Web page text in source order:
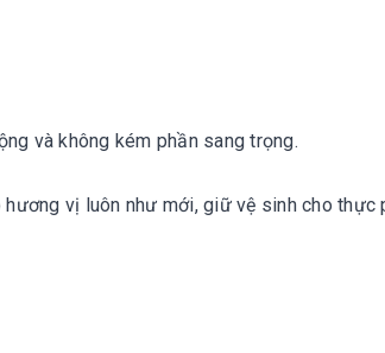
và không kém phần sang trọng.
vị luôn như mới, giữ vệ sinh cho thực